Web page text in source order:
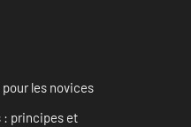
les novices
: principes et